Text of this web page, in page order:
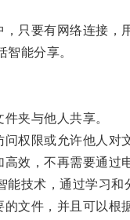
要有网络连接，
能分享。
夹与他人共享。
限或允许他人对文
，不再需要通过
术，通过学习和
件，并且可以根据